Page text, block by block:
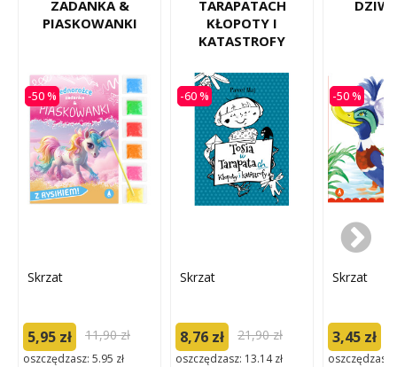
ZADANKA &
PIASKOWANKI
-50 %
Skrzat
5,95 zł 11,90 zł
oszczędzasz: 5.95 zł
TARAPATACH
KŁOPOTY I
KATASTROFY
-60 %
Skrzat
8,76 zł 21,90 zł
oszczędzasz: 13.14 zł
-50 %
Skrzat
3,45 zł
oszczędzasz: